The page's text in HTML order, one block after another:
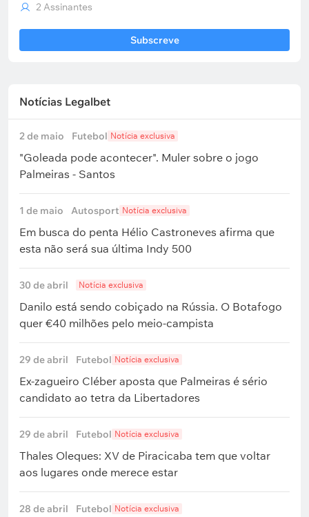
2 Assinantes
Subscreve
Notícias Legalbet
2 de maio Futebol Notícia exclusiva
"Goleada pode acontecer". Muler sobre o jogo
Palmeiras - Santos
1 de maio Autosport Notícia exclusiva
Em busca do penta Hélio Castroneves afirma que
esta não será sua última Indy 500
30 de abril Notícia exclusiva
Danilo está sendo cobiçado na Rússia. O Botafogo
quer €40 milhões pelo meio-campista
29 de abril Futebol Notícia exclusiva
Ex-zagueiro Cléber aposta que Palmeiras é sério
candidato ao tetra da Libertadores
29 de abril Futebol Notícia exclusiva
Thales Oleques: XV de Piracicaba tem que voltar
aos lugares onde merece estar
28 de abril Futebol Notícia exclusiva